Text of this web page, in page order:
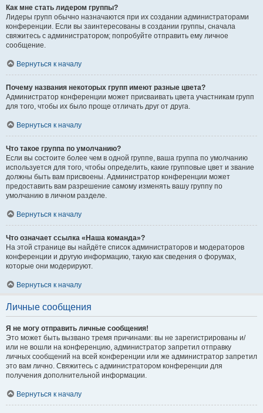
Как мне стать лидером группы?
Лидеры групп обычно назначаются при их создании администраторами
конференции. Если вы заинтересованы в создании группы, сначала
свяжитесь с администратором; попробуйте отправить ему личное
сообщение.
Вернуться к началу
Почему названия некоторых групп имеют разные цвета?
Администратор конференции может присваивать цвета участникам групп
для того, чтобы их было проще отличать друг от друга.
Вернуться к началу
Что такое группа по умолчанию?
Если вы состоите более чем в одной группе, ваша группа по умолчанию
используется для того, чтобы определить, какие групповые цвет и звание
должны быть вам присвоены. Администратор конференции может
предоставить вам разрешение самому изменять вашу группу по
умолчанию в личном разделе.
Вернуться к началу
Что означает ссылка «Наша команда»?
На этой странице вы найдёте список администраторов и модераторов
конференции и другую информацию, такую как сведения о форумах,
которые они модерируют.
Вернуться к началу
Личные сообщения
Я не могу отправить личные сообщения!
Это может быть вызвано тремя причинами: вы не зарегистрированы и/
или не вошли на конференцию, администратор запретил отправку
личных сообщений на всей конференции или же администратор запретил
это вам лично. Свяжитесь с администратором конференции для
получения дополнительной информации.
Вернуться к началу